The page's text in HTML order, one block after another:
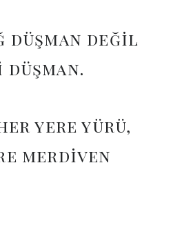
düşman değil
yere yürü,
merdiven